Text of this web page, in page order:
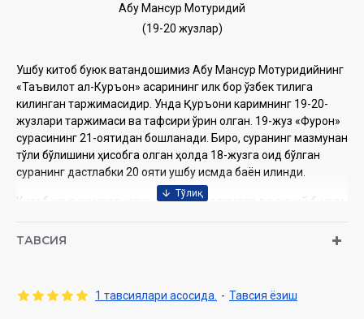
Абу Мансур Мотуридий
(19-20 жузлар)
Ушбу китоб буюк ватандошимиз Абу Мансур Мотуридийнинг
«Таъвилот ал-Куръон» асарининг илк бор ўзбек тилига
килинган таржимасидир. Унда Қуръони каримнинг 19-20-
жузлари таржимаси ва тафсири ўрин олган. 19-жуз «Фурқон»
сурасининг 21-оятидан бошланади. Бироқ, суранинг мазмунан
тўлиқ бўлишини ҳисобга олган ҳолда 18-жузга оид бўлган
суранинг дастлабки 20 ояти ушбу қисмда баён қилинди.
Китоб кенг жамоатчилик, тадқиқотчи олимлар ва диний билим
Таржимонлар: Абдуллатиф Аллоқулов ва бошқалар
ТАВСИЯ
1 тавсиялари асосида. - Тавсия ёзиш